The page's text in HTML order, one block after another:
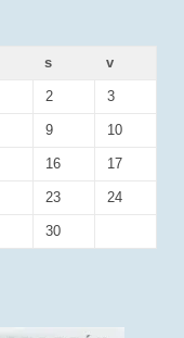
s v
2 3
9 10
16 17
23 24
30